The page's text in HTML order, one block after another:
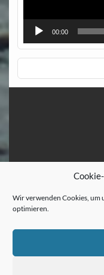
Wir verwenden Cookies, um
optimieren.
00:00